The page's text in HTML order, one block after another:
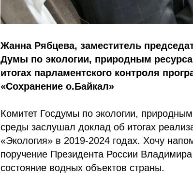
Жанна Рябцева, заместитель
Думы по экологии, природным
итогах парламентского контроля
«Сохранение о.Байкал»
Комитет Госдумы по экологии,
среды заслушал доклад об итогах
«Экология» в 2019-2024 годах. Хочу
поручение Президента России Владимира
состояние водных объектов страны.